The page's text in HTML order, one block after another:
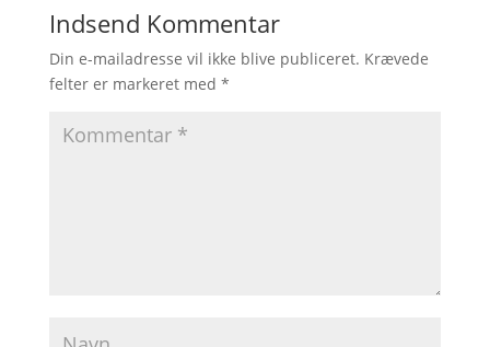
Indsend Kommentar
Din e-mailadresse vil ikke blive publiceret. Krævede
felter er markeret med *